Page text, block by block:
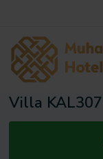
Villa KAL307